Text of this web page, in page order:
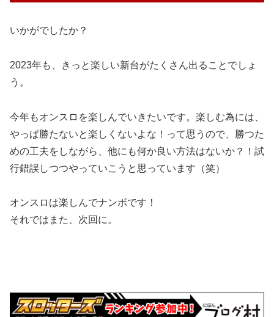
いかがでしたか？
2023年も、きっと楽しい新台がたくさん出ることでしょ
う。
今年もオンスロを楽しんでいきたいです。 楽しむ為には、
やっぱ勝たないと楽しくないよな！って思うので、勝つた
めの工夫をしながら、他にも何か良い方法はないか？！試
行錯誤しつつやっていこうと思っています（笑）
オンスロは楽しんでナンボです！
それではまた、次回に。